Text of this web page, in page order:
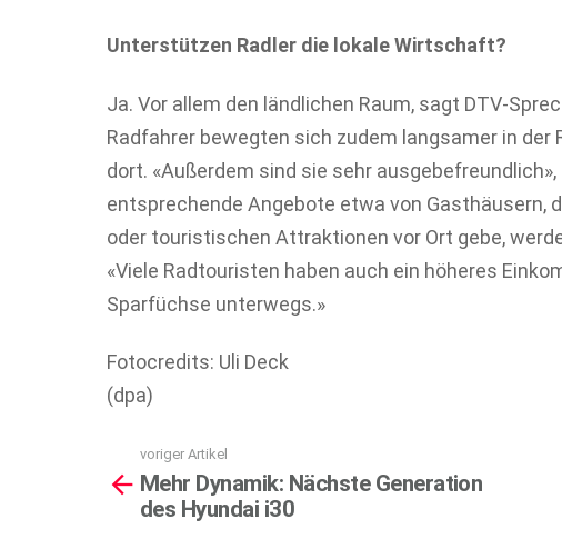
Unterstützen Radler die lokale Wirtschaft?
Ja. Vor allem den ländlichen Raum, sagt DTV-
Radfahrer bewegten sich zudem langsamer in der
dort. «Außerdem sind sie sehr
entsprechende Angebote etwa von Gasthäusern,
oder touristischen Attraktionen vor Ort gebe,
«Viele Radtouristen haben auch ein höheres
Sparfüchse unterwegs.»
Fotocredits: Uli Deck
(dpa)
more
voriger Artikel
Mehr Dynamik: Nächste Generation
des Hyundai i30